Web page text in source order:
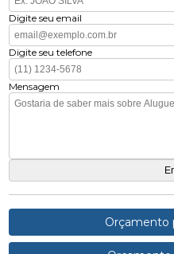
Digite seu email
Digite seu telefone
Mensagem
Orçamento